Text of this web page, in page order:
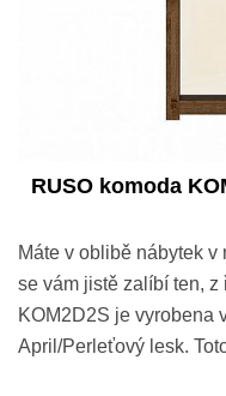
RUSO komoda
Máte v oblibě nábytek
se vám jistě zalíbí ten,
KOM2D2S je vyrobena
April/Perleťový lesk.